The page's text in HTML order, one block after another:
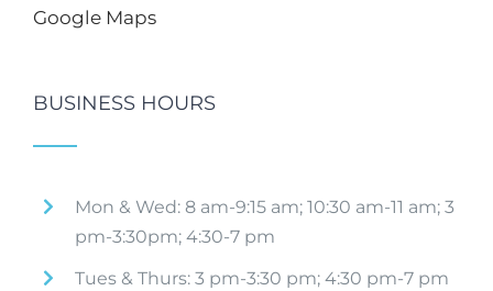
Google Maps
BUSINESS HOURS
Mon & Wed: 8 am-9:15 am; 10:30 am-11 am; 3
pm-3:30pm; 4:30-7 pm
Tues & Thurs: 3 pm-3:30 pm; 4:30 pm-7 pm